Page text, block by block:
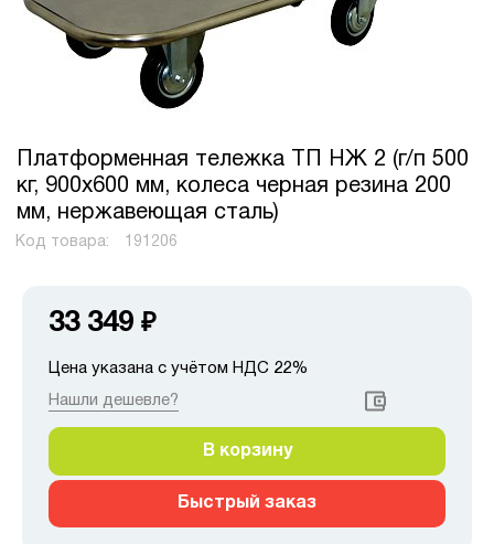
Платформенная тележка ТП НЖ 2 (г/п 500
кг, 900x600 мм, колеса черная резина 200
мм, нержавеющая сталь)
Код товара: 191206
33 349 ₽
Цена указана с учётом НДС 22%
Нашли дешевле?
В корзину
Быстрый заказ